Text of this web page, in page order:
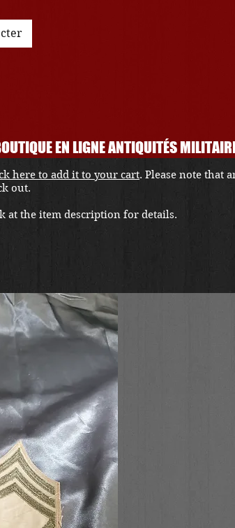
EN LIGNE ANTIQUITÉS
here to add it to your cart. Please note that
out.
at the item description for details.